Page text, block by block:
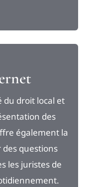
du droit local et
des
également la
des questions
les juristes de